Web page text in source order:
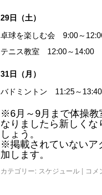
29日（土）
卓球を楽しむ会 9:00～
テニス教室 12:00～14:00
31日（月）
バドミントン 11:25～
※6月～9月まで体操教
なりましたら新しく
しょう。
※掲載されていないア
加します。
カテゴリー: スケジュール | コメ